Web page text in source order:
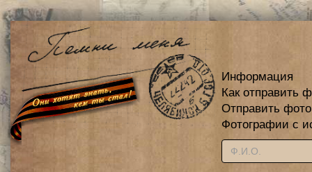
Информация
Как отправить
Отправить
Фотографии с